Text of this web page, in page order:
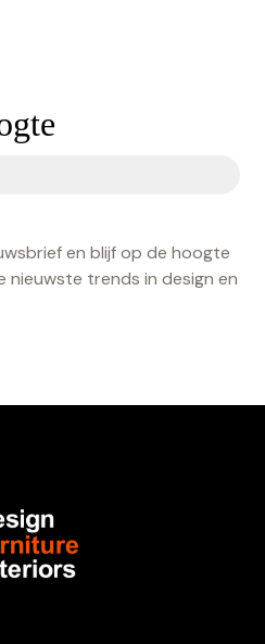
en blijf op de hoogte
nieuwste trends in design en